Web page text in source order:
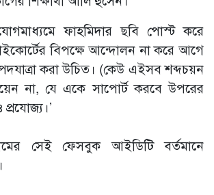
ফাহমিদার ছবি পোস্ট করে
বিপক্ষে আন্দোলন না করে আগে
করা উচিত। (কেউ এইসব শব্দচয়ন
না, যে একে সাপোর্ট করবে উপরের
সেই ফেসবুক আইডিটি বর্তমানে